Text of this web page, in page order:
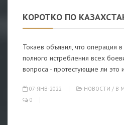
КОРОТКО ПО
Токаев объявил, что операция
полного истребления всех
вопроса - протестующие ли это
07-ЯНВ-2022 НОВОСТИ / В
0